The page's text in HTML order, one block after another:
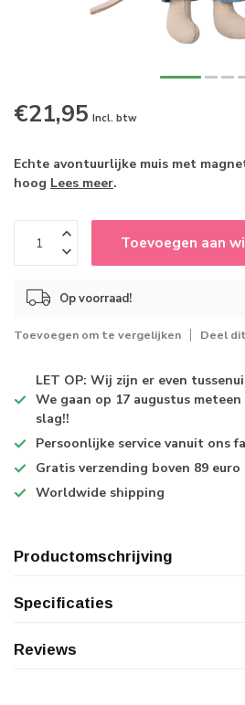
€21,95 Incl. btw
Echte avontuurlijke muis met
hoog Lees meer.
Toevoegen aan
Op voorraad!
Toevoegen om te vergelijken Deel
LET OP: Wij zijn er even
We gaan op 17 augustus
slag!!
Persoonlijke service vanuit ons
Gratis verzending boven 89
Worldwide shipping
Productomschrijving
Specificaties
Reviews